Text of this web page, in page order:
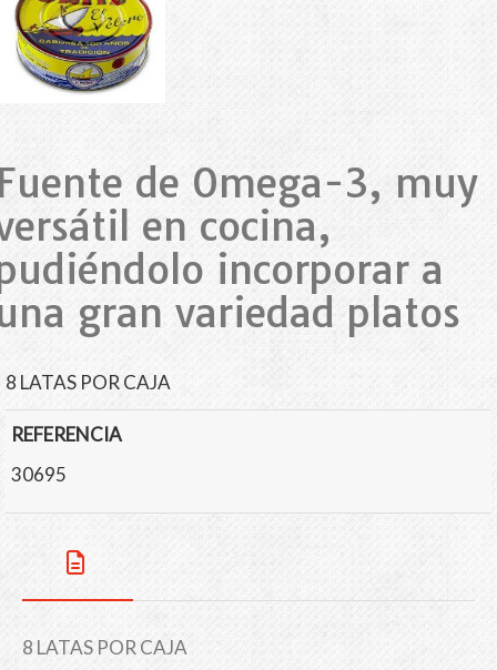
de Omega-3, muy
en cocina,
incorporar a
gran variedad platos
8 LATAS POR CAJA
REFERENCIA
30695
8 LATAS POR CAJA